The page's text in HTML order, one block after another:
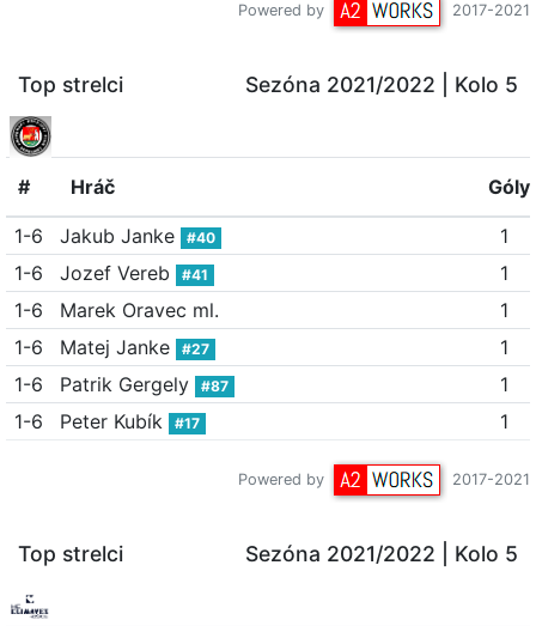
Powered by 2017-2021
Top strelci Sezóna 2021/2022 | Kolo 5
# Hráč Góly
1-6 Jakub Janke #40
1
1-6
Jozef Vereb #41
1
1-6
Marek Oravec ml.
1
1-6
Matej Janke #27
1
1-6
Patrik Gergely #87
1
1-6
Peter Kubík #17 1
Powered by 2017-2021
Top strelci Sezóna 2021/2022 | Kolo 5